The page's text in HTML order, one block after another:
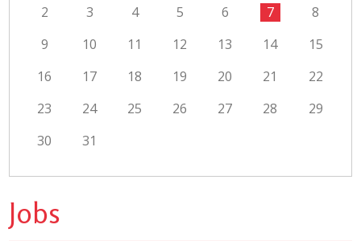
2
3 4 5 6 7
8
9
10 11 12 13 14
15
16
17 18 19 20 21
22
23
24 25 26 27 28
29
30
31
Jobs